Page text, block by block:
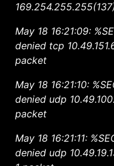
May 18 16:21:09:
denied tcp
packet
May 18 16:21:10:
denied udp
packet
May 18 16:21:11:
denied udp